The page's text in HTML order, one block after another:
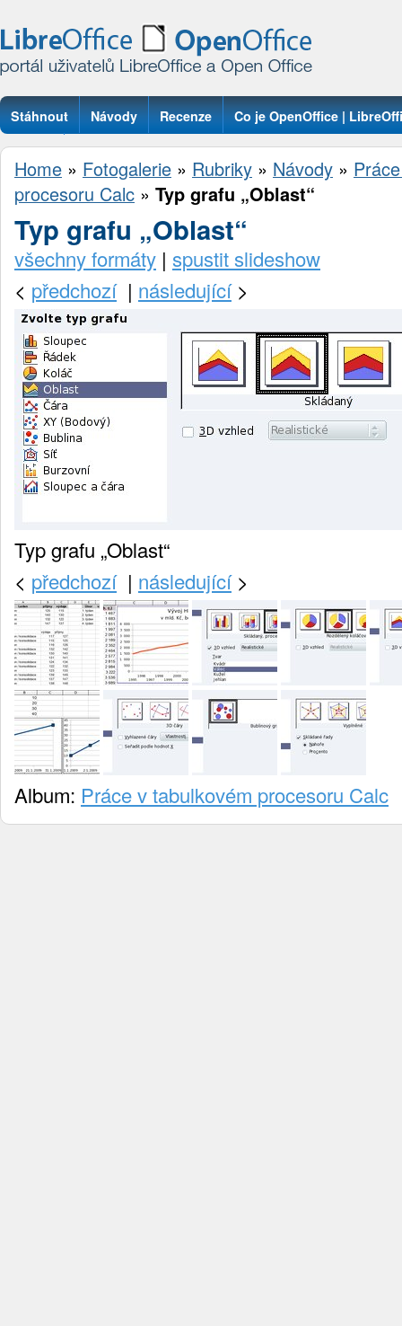
Stáhnout Návody Recenze Co je OpenOffice |
Otázky
Home » Fotogalerie » Rubriky » Návody »
procesoru Calc » Typ grafu „Oblast“
Typ grafu „Oblast“
všechny formáty | spustit slideshow
< předchozí| následující>
Typ grafu „Oblast“
< předchozí| následující>
Album: Práce v tabulkovém procesoru Calc